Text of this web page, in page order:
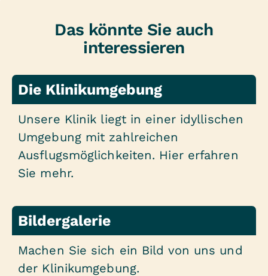
Das könnte Sie auch
interessieren
Die Klinikumgebung
Unsere Klinik liegt in einer idyllischen
Umgebung mit zahlreichen
Ausflugsmöglichkeiten. Hier erfahren
Sie mehr.
Bildergalerie
Machen Sie sich ein Bild von uns und
der Klinikumgebung.